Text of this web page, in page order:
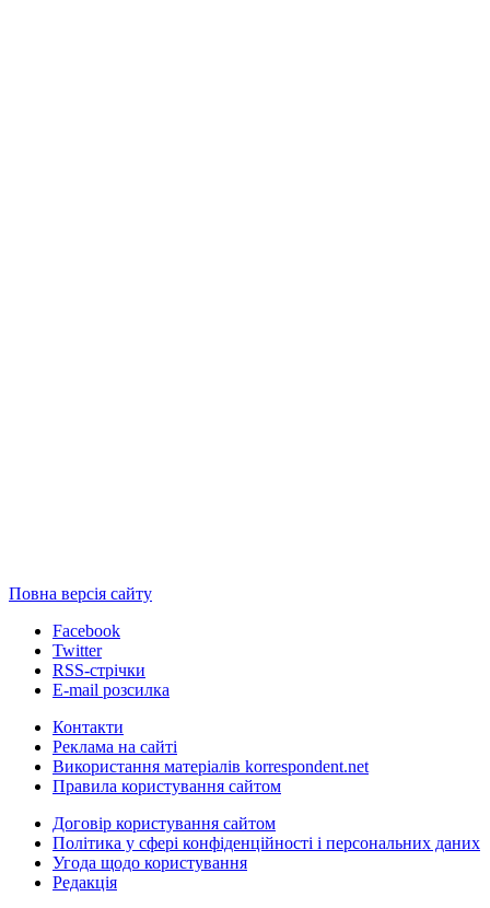
Повна версія сайту
Facebook
Twitter
RSS-стрічки
E-mail розсилка
Контакти
Реклама на сайті
Використання матеріалів korrespondent.net
Правила користування сайтом
Договір користування сайтом
Політика у сфері конфіденційності і персональних даних
Угода щодо користування
Редакція